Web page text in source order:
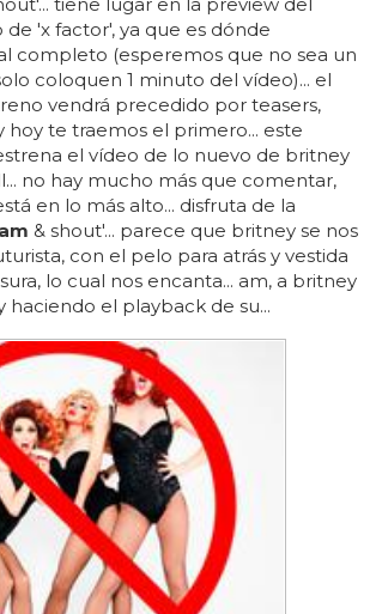
tiene lugar en la preview del
'x factor', ya que es dónde
completo (esperemos que no sea un
coloquen 1 minuto del vídeo)... el
vendrá precedido por teasers,
hoy te traemos el primero... este
el vídeo de lo nuevo de britney
no hay mucho más que comentar,
en lo más alto... disfruta de la
& shout'... parece que britney se nos
con el pelo para atrás y vestida
lo cual nos encanta... am, a britney
haciendo el playback de su...